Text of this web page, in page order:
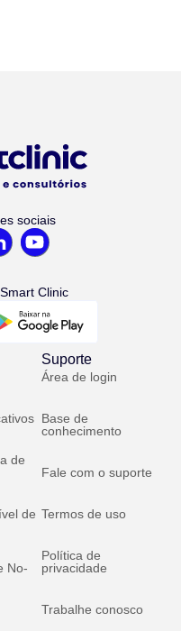
sociais
Clinic
de
de
No-
Suporte
Área de login
Base de
conhecimento
Fale com o suporte
Termos de uso
Política de
privacidade
Trabalhe conosco